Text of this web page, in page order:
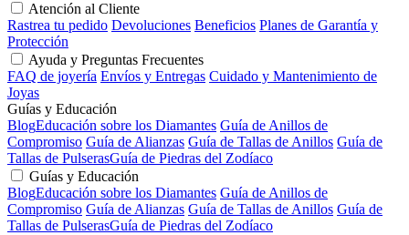
Atención al Cliente
Rastrea tu pedido Devoluciones Beneficios Planes de Garantía y
Protección
Ayuda y Preguntas Frecuentes
FAQ de joyería Envíos y Entregas Cuidado y Mantenimiento de
Joyas
Guías y Educación
BlogEducación sobre los Diamantes Guía de Anillos de
Compromiso Guía de Alianzas Guía de Tallas de Anillos Guía de
Tallas de PulserasGuía de Piedras del Zodíaco
Guías y Educación
BlogEducación sobre los Diamantes Guía de Anillos de
Compromiso Guía de Alianzas Guía de Tallas de Anillos Guía de
Tallas de PulserasGuía de Piedras del Zodíaco